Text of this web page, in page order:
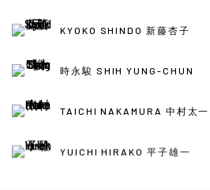
KYOKO SHINDO 新藤杏子
時永駿 SHIH YUNG-CHUN
TAICHI NAKAMURA 中村太一
YUICHI HIRAKO 平子雄一